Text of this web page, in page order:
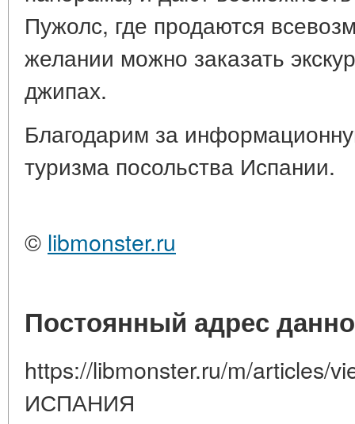
Пужолс, где продаются
желании можно заказать
джипах.
Благодарим за
туризма посольства Испании.
© libmonster.ru
Постоянный адрес
https://libmonster.ru/m/articles/
ИСПАНИЯ